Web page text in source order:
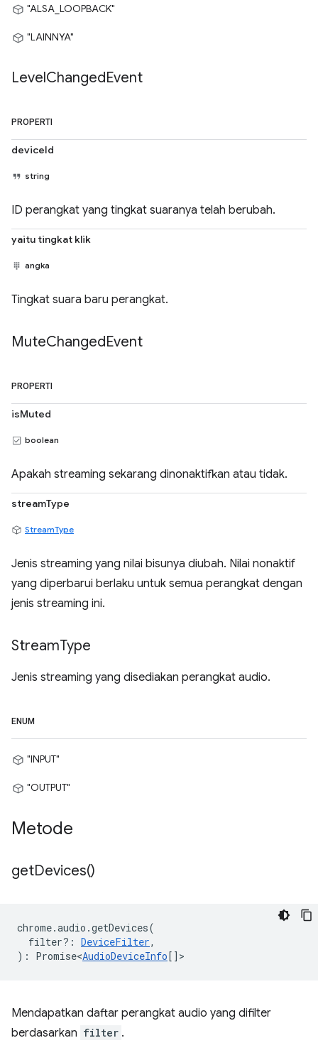
"ALSA_LOOPBACK"
"LAINNYA"
LevelChangedEvent
PROPERTI
deviceId
string
ID perangkat yang tingkat suaranya telah berubah.
yaitu tingkat klik
angka
Tingkat suara baru perangkat.
MuteChangedEvent
PROPERTI
isMuted
boolean
Apakah streaming sekarang dinonaktifkan atau tidak.
streamType
StreamType
Jenis streaming yang nilai bisunya diubah. Nilai nonaktif
yang diperbarui berlaku untuk semua perangkat dengan
jenis streaming ini.
StreamType
Jenis streaming yang disediakan perangkat audio.
ENUM
"INPUT"
"OUTPUT"
Metode
getDevices()
chrome.audio .getDevices(
filter? : DeviceFilter,
) : Promise<AudioDeviceInfo[] >
Mendapatkan daftar perangkat audio yang difilter
berdasarkan filter .